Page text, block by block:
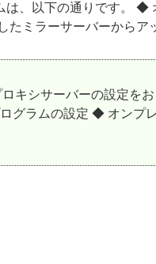
、以下の通りです。
ミラーサーバーから
キシサーバーの設定を
グラムの設定 ◆ オン